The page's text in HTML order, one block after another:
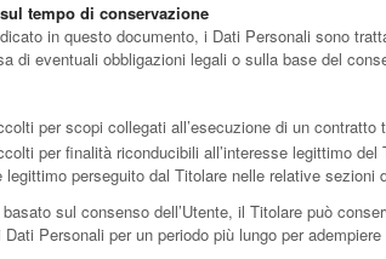
tempo di conservazione
in questo documento, i Dati Personali sono
di eventuali obbligazioni legali o sulla base del
per scopi collegati all’esecuzione di un
per finalità riconducibili all’interesse legittimo
legittimo perseguito dal Titolare nelle relative
sul consenso dell’Utente, il Titolare può
Personali per un periodo più lungo per